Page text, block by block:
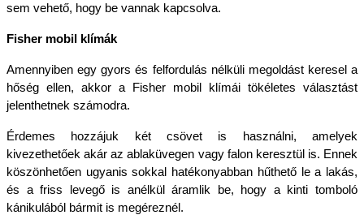
sem vehető, hogy be vannak kapcsolva.
Fisher mobil klímák
Amennyiben egy gyors és felfordulás nélküli megoldást keresel a
hőség ellen, akkor a Fisher mobil klímái tökéletes választást
jelenthetnek számodra.
Érdemes hozzájuk két csövet is használni, amelyek
kivezethetőek akár az ablaküvegen vagy falon keresztül is. Ennek
köszönhetően ugyanis sokkal hatékonyabban hűthető le a lakás,
és a friss levegő is anélkül áramlik be, hogy a kinti tomboló
kánikulából bármit is megéreznél.